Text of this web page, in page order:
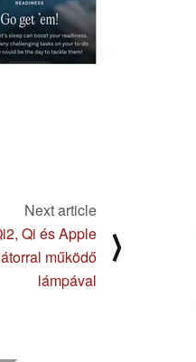
Next article
Qi és Apple
működő
lámpával
⟩